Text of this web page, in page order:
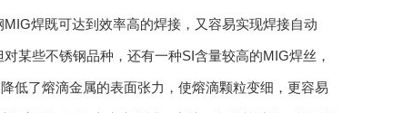
焊既可达到效率高的焊接，又容易实现焊接自动
某些不锈钢品种，还有一种SI含量较高的MIG焊丝，
低了熔滴金属的表面张力，使熔滴颗粒变细，更容易